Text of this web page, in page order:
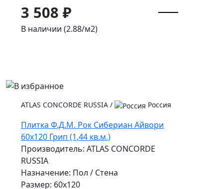
3 508 ₽
В наличии (2.88/м2)
ATLAS CONCORDE RUSSIA / Россия
Плитка Ф.Д.М. Pок Сибериан Айвори
60x120 Грип (1,44 кв.м.)
Производитель: ATLAS CONCORDE
RUSSIA
Назначение: Пол / Стена
Размер: 60x120